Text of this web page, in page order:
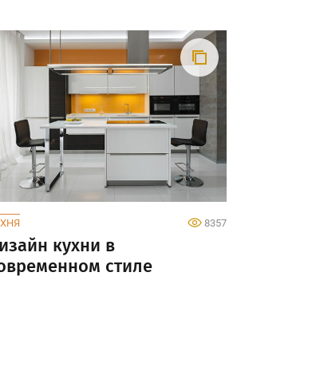
8357
кухни в
стиле